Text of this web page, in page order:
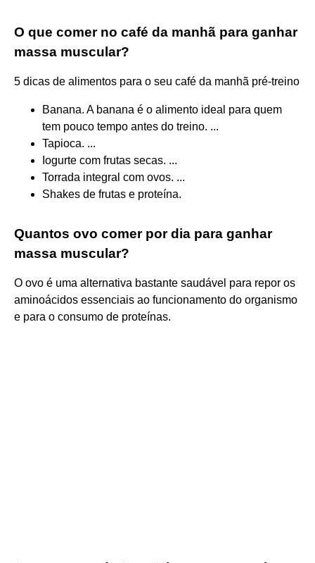
O que comer no café da manhã para ganhar
massa muscular?
5 dicas de alimentos para o seu café da manhã pré-treino
Banana. A banana é o alimento ideal para quem
tem pouco tempo antes do treino. ...
Tapioca. ...
Iogurte com frutas secas. ...
Torrada integral com ovos. ...
Shakes de frutas e proteína.
Quantos ovo comer por dia para ganhar
massa muscular?
O ovo é uma alternativa bastante saudável para repor os
aminoácidos essenciais ao funcionamento do organismo
e para o consumo de proteínas.